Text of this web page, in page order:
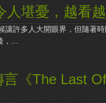
人堪憂，越看
讓許多人大開眼界，但隨著
，...
《The Last